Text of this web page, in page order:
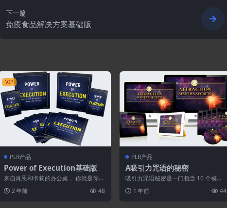
下一篇
免疫食品解决方案基础版
VIP
PLR产品
Power of Execution基础版
来自肖恩和卡莉的办公桌， 你就是你所
30 ...2 年前 48
PLR产品
A吸引力咒语的秘密
吸引力咒语秘密是一门包含 10 个模块
现一个人...
1 年前 44